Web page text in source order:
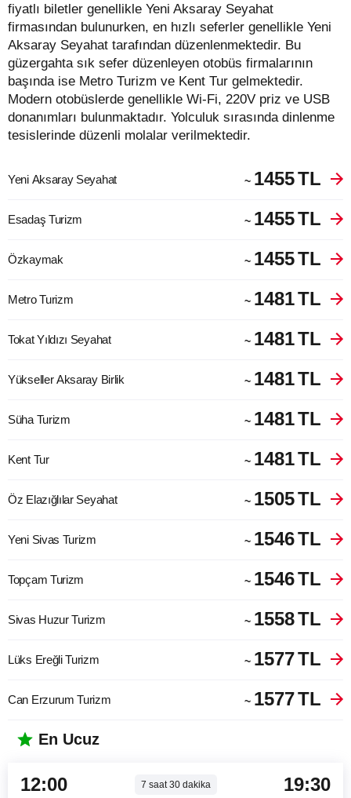
fiyatlı biletler genellikle Yeni Aksaray Seyahat
firmasından bulunurken, en hızlı seferler genellikle Yeni
Aksaray Seyahat tarafından düzenlenmektedir. Bu
güzergahta sık sefer düzenleyen otobüs firmalarının
başında ise Metro Turizm ve Kent Tur gelmektedir.
Modern otobüslerde genellikle Wi-Fi, 220V priz ve USB
donanımları bulunmaktadır. Yolculuk sırasında dinlenme
tesislerinde düzenli molalar verilmektedir.
Yeni Aksaray Seyahat ~ 1455TL
Esadaş Turizm ~ 1455TL
Özkaymak ~ 1455TL
Metro Turizm ~ 1481TL
Tokat Yıldızı Seyahat ~ 1481TL
Yükseller Aksaray Birlik ~ 1481TL
Süha Turizm ~ 1481TL
Kent Tur ~ 1481TL
Öz Elazığlılar Seyahat ~ 1505TL
Yeni Sivas Turizm ~ 1546TL
Topçam Turizm ~ 1546TL
Sivas Huzur Turizm ~ 1558TL
Lüks Ereğli Turizm ~ 1577TL
Can Erzurum Turizm ~ 1577TL
En Ucuz
12:00 7 saat30dakika 19:30